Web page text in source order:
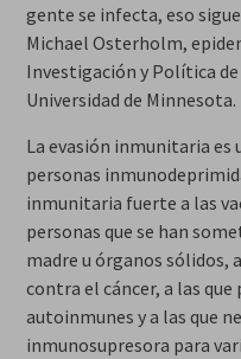
gente se infecta, eso
Michael Osterholm,
Investigación y Política
Universidad de Minnesota.
La evasión inmunitaria es
personas
inmunitaria fuerte a las
personas que se han
madre u órganos sólidos,
contra el cáncer, a las
autoinmunes y a las que
inmunosupresora para